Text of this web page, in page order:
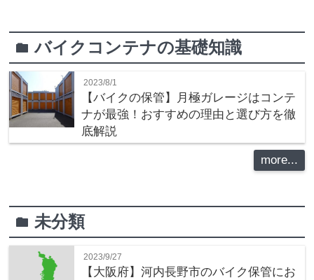
folderバイクコンテナの基礎知識
2023/8/1
【バイクの保管】月極ガレージはコンテ
ナが最強！おすすめの理由と選び方を徹
底解説
more...
folder未分類
2023/9/27
【大阪府】河内長野市のバイク保管にお